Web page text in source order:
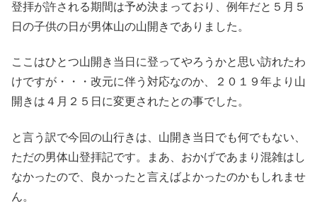
登拝が許される期間は予め決まっており、例年だと５月５
日の子供の日が男体山の山開きでありました。
ここはひとつ山開き当日に登ってやろうかと思い訪れたわ
けですが・・・改元に伴う対応なのか、２０１９年より山
開きは４月２５日に変更されたとの事でした。
と言う訳で今回の山行きは、山開き当日でも何でもない、
ただの男体山登拝記です。まあ、おかげであまり混雑はし
なかったので、良かったと言えばよかったのかもしれませ
ん。